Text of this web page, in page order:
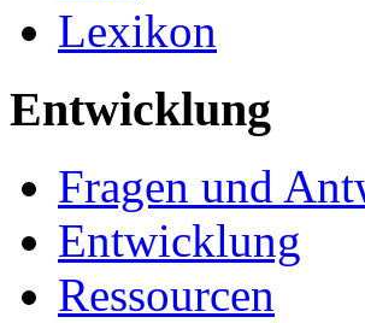
Lexikon
Entwicklung
Fragen und
Entwicklung
Ressourcen